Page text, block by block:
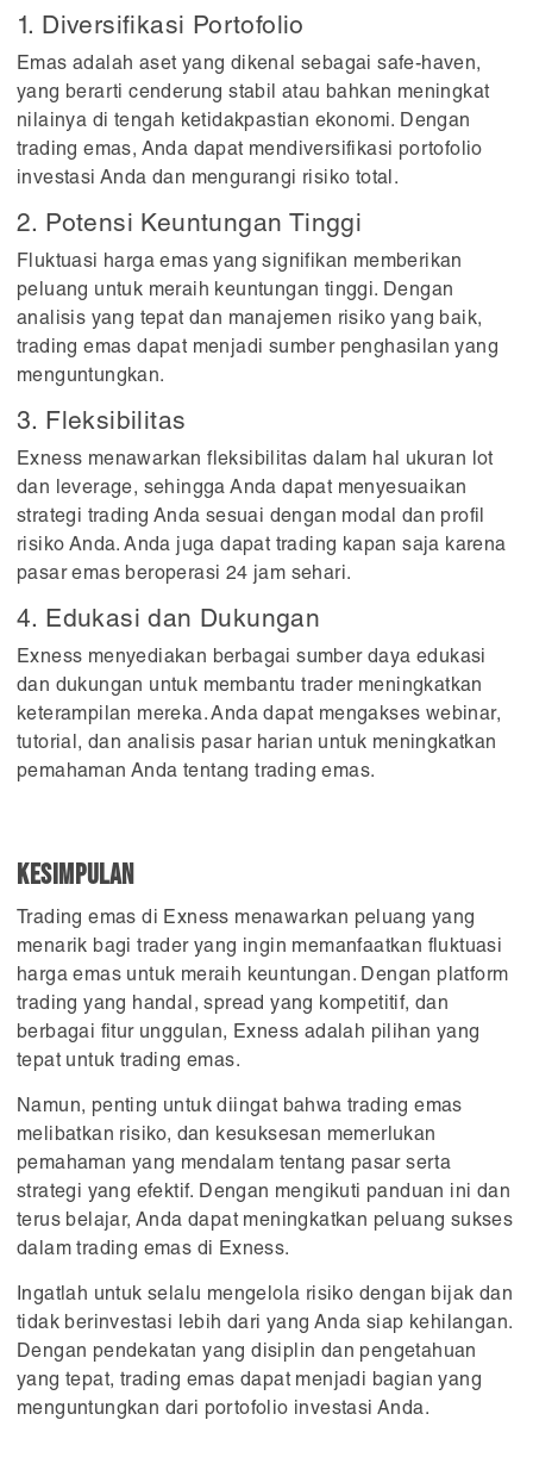
1. Diversifikasi Portofolio
Emas adalah aset yang dikenal sebagai safe-haven,
yang berarti cenderung stabil atau bahkan meningkat
nilainya di tengah ketidakpastian ekonomi. Dengan
trading emas, Anda dapat mendiversifikasi portofolio
investasi Anda dan mengurangi risiko total.
2. Potensi Keuntungan Tinggi
Fluktuasi harga emas yang signifikan memberikan
peluang untuk meraih keuntungan tinggi. Dengan
analisis yang tepat dan manajemen risiko yang baik,
trading emas dapat menjadi sumber penghasilan yang
menguntungkan.
3. Fleksibilitas
Exness menawarkan fleksibilitas dalam hal ukuran lot
dan leverage, sehingga Anda dapat menyesuaikan
strategi trading Anda sesuai dengan modal dan profil
risiko Anda. Anda juga dapat trading kapan saja karena
pasar emas beroperasi 24 jam sehari.
4. Edukasi dan Dukungan
Exness menyediakan berbagai sumber daya edukasi
dan dukungan untuk membantu trader meningkatkan
keterampilan mereka. Anda dapat mengakses webinar,
tutorial, dan analisis pasar harian untuk meningkatkan
pemahaman Anda tentang trading emas.
Kesimpulan
Trading emas di Exness menawarkan peluang yang
menarik bagi trader yang ingin memanfaatkan fluktuasi
harga emas untuk meraih keuntungan. Dengan platform
trading yang handal, spread yang kompetitif, dan
berbagai fitur unggulan, Exness adalah pilihan yang
tepat untuk trading emas.
Namun, penting untuk diingat bahwa trading emas
melibatkan risiko, dan kesuksesan memerlukan
pemahaman yang mendalam tentang pasar serta
strategi yang efektif. Dengan mengikuti panduan ini dan
terus belajar, Anda dapat meningkatkan peluang sukses
dalam trading emas di Exness.
Ingatlah untuk selalu mengelola risiko dengan bijak dan
tidak berinvestasi lebih dari yang Anda siap kehilangan.
Dengan pendekatan yang disiplin dan pengetahuan
yang tepat, trading emas dapat menjadi bagian yang
menguntungkan dari portofolio investasi Anda.